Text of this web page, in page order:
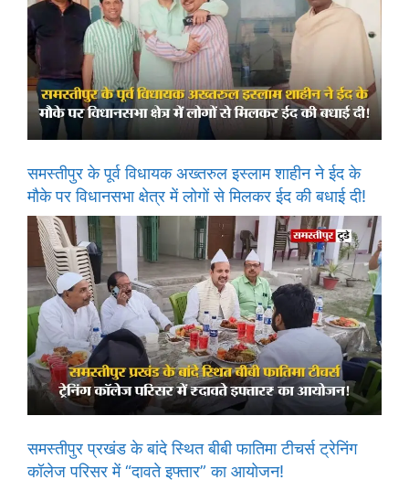
समस्तीपुर के पूर्व विधायक अख्तरुल इस्लाम शाहीन ने ईद के
मौके पर विधानसभा क्षेत्र में लोगों से मिलकर ईद की बधाई दी!
समस्तीपुर प्रखंड के बांदे स्थित बीबी फातिमा टीचर्स ट्रेनिंग
कॉलेज परिसर में “दावते इफ्तार” का आयोजन!